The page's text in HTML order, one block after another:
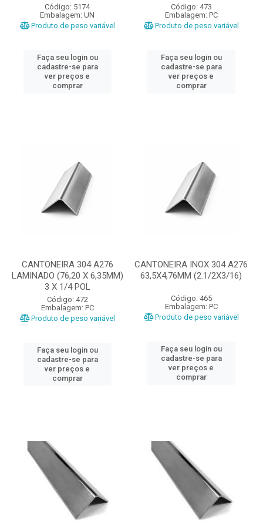
Código: 5174
Embalagem: UN
Produto de peso variável
Faça seu login ou
cadastre-se para
ver preços e
comprar
Código: 473
Embalagem: PC
Produto de peso variável
Faça seu login ou
cadastre-se para
ver preços e
comprar
CANTONEIRA 304 A276
LAMINADO (76,20 X 6,35MM)
3 X 1/4 POL
Código: 472
Embalagem: PC
Produto de peso variável
Faça seu login ou
cadastre-se para
ver preços e
comprar
CANTONEIRA INOX 304 A276
63,5X4,76MM (2.1/2X3/16)
Código: 465
Embalagem: PC
Produto de peso variável
Faça seu login ou
cadastre-se para
ver preços e
comprar